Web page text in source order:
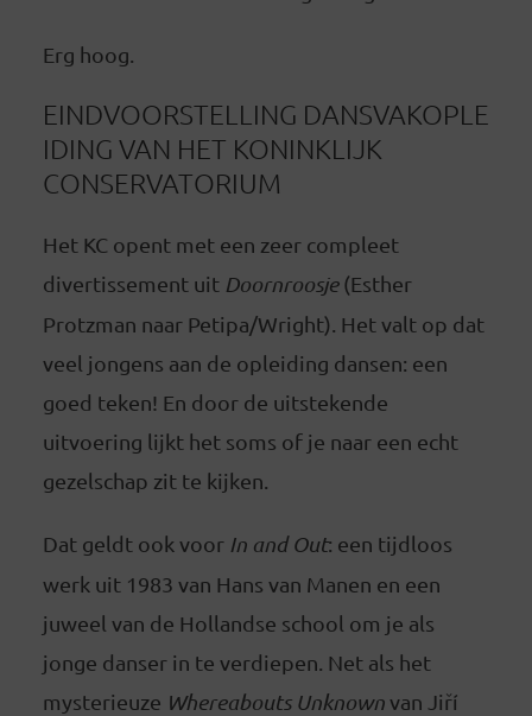
Erg hoog.
EINDVOORSTELLING DANSVAKOPLE
IDING VAN HET KONINKLIJK
CONSERVATORIUM
Het KC opent met een zeer compleet
divertissement uit Doornroosje(Esther
Protzman naar Petipa/Wright). Het valt op dat
veel jongens aan de opleiding dansen: een
goed teken! En door de uitstekende
uitvoering lijkt het soms of je naar een echt
gezelschap zit te kijken.
Dat geldt ook voor In and Out: een tijdloos
werk uit 1983 van Hans van Manen en een
juweel van de Hollandse school om je als
jonge danser in te verdiepen. Net als het
mysterieuze Whereabouts Unknownvan Jiří